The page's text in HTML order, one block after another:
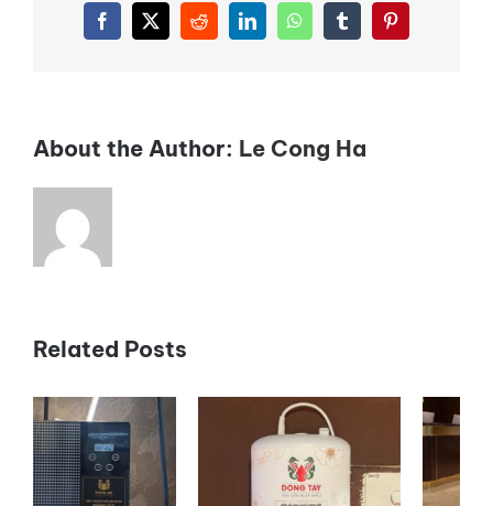
thầy
ý
nghĩa
Facebook
X RedditLinkedInWhatsAppTumblrPinterest
About the Author: Le Cong Ha
Related Posts